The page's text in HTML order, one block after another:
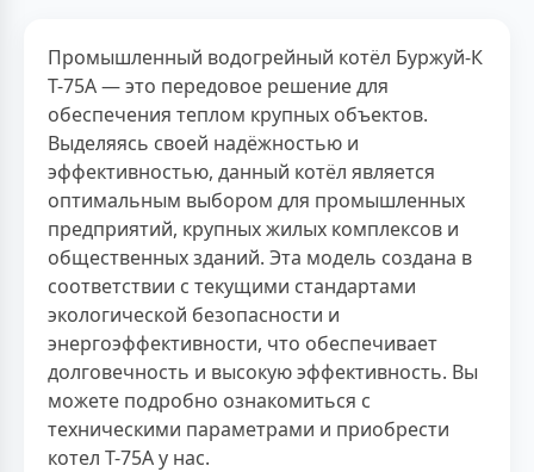
Промышленный водогрейный котёл Буржуй-К
Т-75А — это передовое решение для
обеспечения теплом крупных объектов.
Выделяясь своей надёжностью и
эффективностью, данный котёл является
оптимальным выбором для промышленных
предприятий, крупных жилых комплексов и
общественных зданий. Эта модель создана в
соответствии с текущими стандартами
экологической безопасности и
энергоэффективности, что обеспечивает
долговечность и высокую эффективность. Вы
можете подробно ознакомиться с
техническими параметрами и приобрести
котел Т-75А у нас.